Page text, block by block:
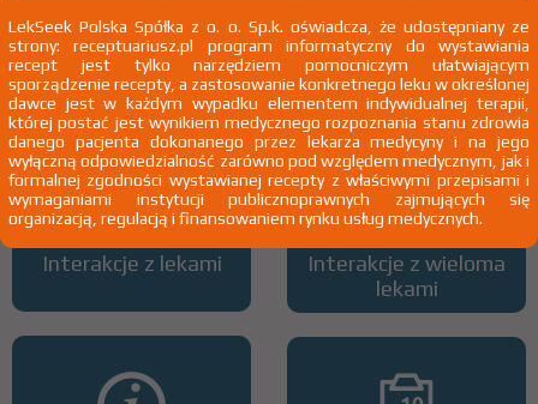
Wszystkie dawki leku
Interakcje z lekami
ATC
Interakcje z wieloma
lekami
LekSeek Polska Spółka z o. o. Sp.k. oświadcza, że udostępniany ze
strony: receptuariusz.pl program informatyczny do wystawiania
recept jest tylko narzędziem pomocniczym ułatwiającym
sporządzenie recepty, a zastosowanie konkretnego leku w określonej
dawce jest w każdym wypadku elementem indywidualnej terapii,
której postać jest wynikiem medycznego rozpoznania stanu zdrowia
danego pacjenta dokonanego przez lekarza medycyny i na jego
wyłączną odpowiedzialność zarówno pod względem medycznym, jak i
formalnej zgodności wystawianej recepty z właściwymi przepisami i
wymaganiami instytucji publicznoprawnych zajmujących się
organizacją, regulacją i finansowaniem rynku usług medycznych.